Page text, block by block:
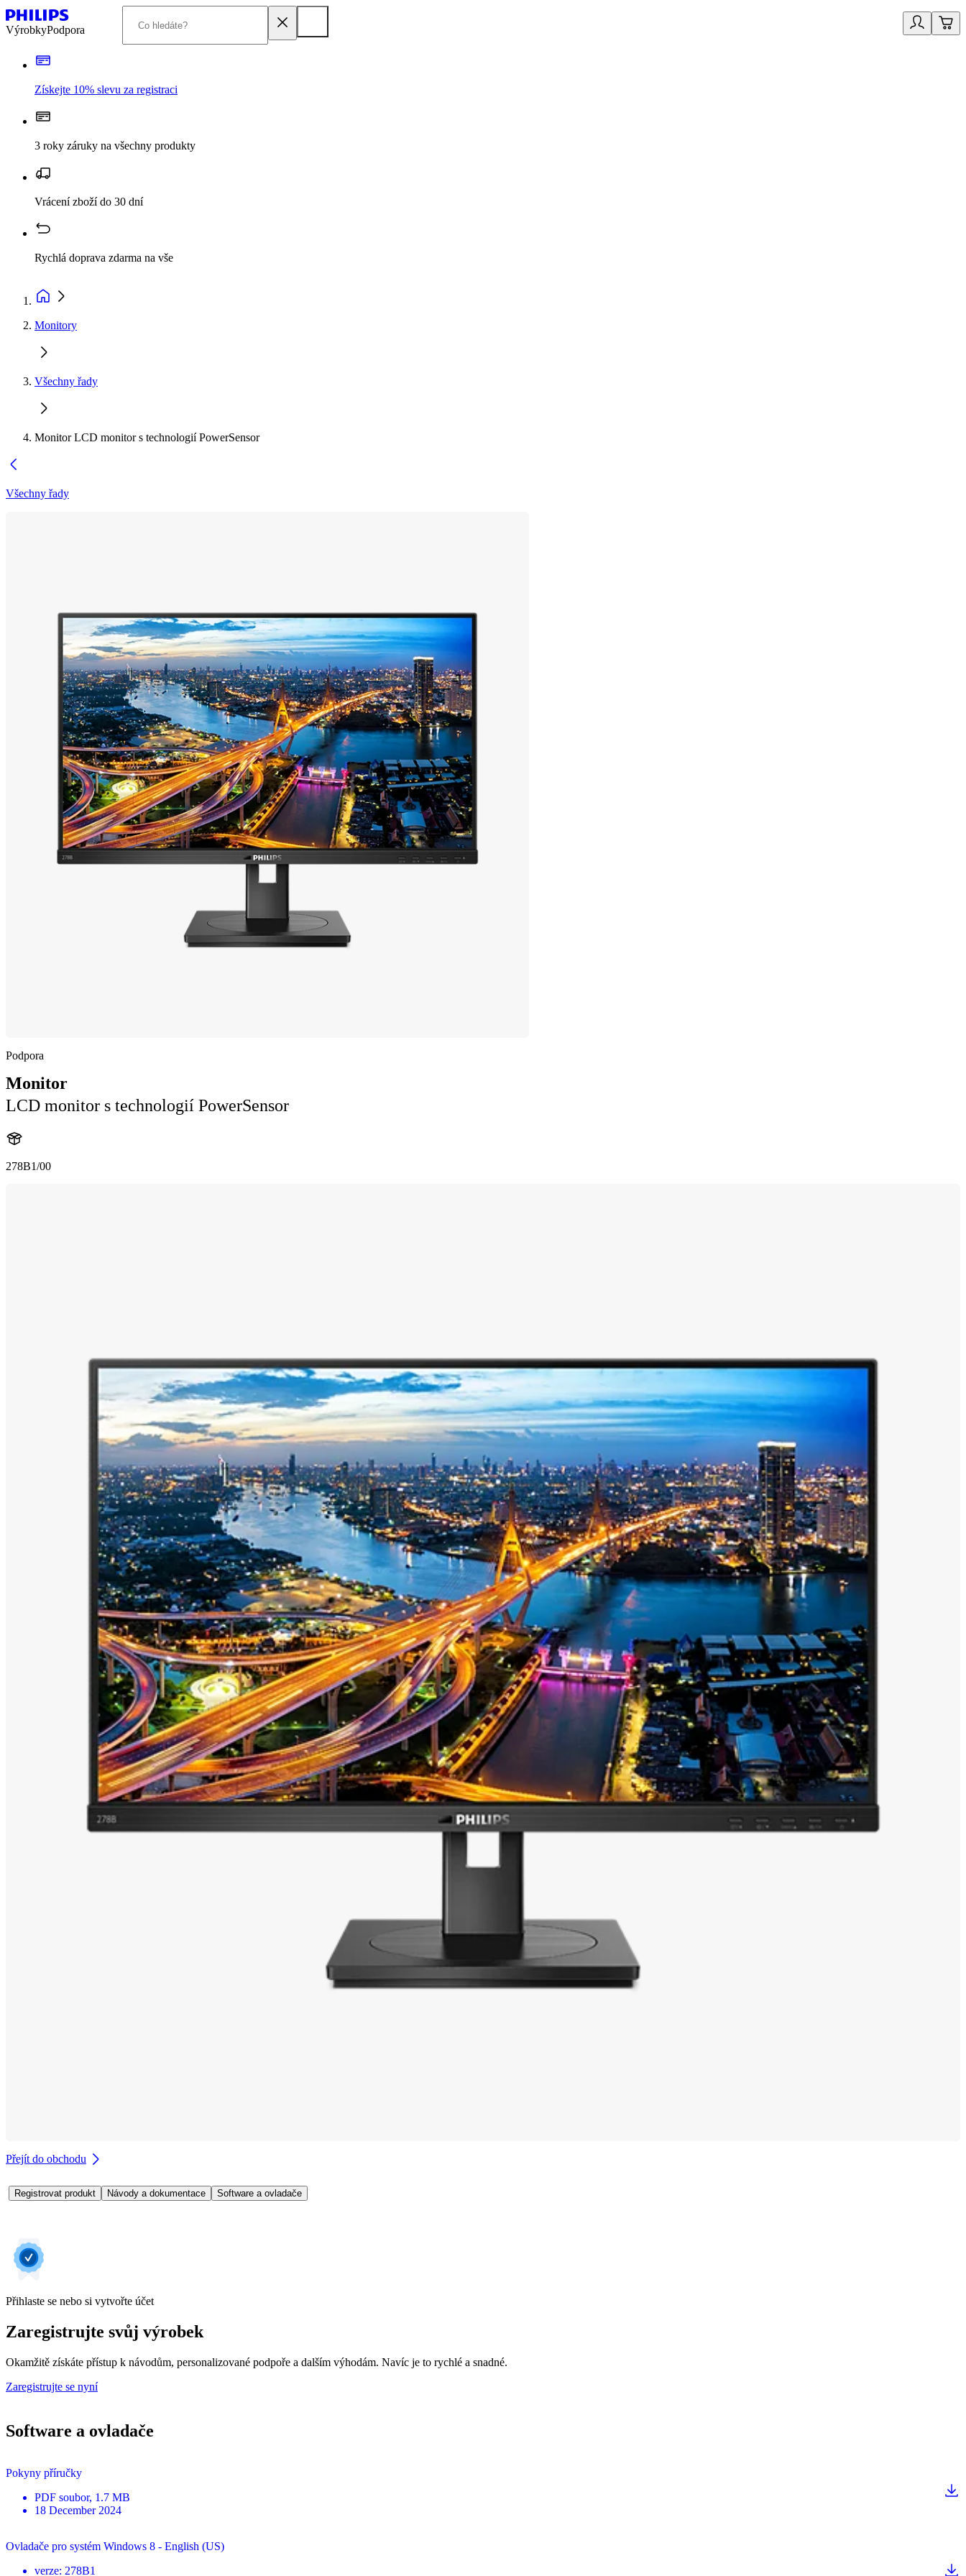
VýrobkyPodpora
Získejte 10% slevu za registraci
3 roky záruky na všechny produkty
Vrácení zboží do 30 dní
Rychlá doprava zdarma na vše
Monitory
Všechny řady
Monitor LCD monitor s technologií PowerSensor
Všechny řady
Podpora
Monitor
LCD monitor s technologií PowerSensor
278B1/00
Přejít do obchodu
Registrovat produkt Návody a dokumentace Software a ovladače
Přihlaste se nebo si vytvořte účet
Zaregistrujte svůj výrobek
Okamžitě získáte přístup k návodům, personalizované podpoře a dalším výhodám. Navíc je to rychlé a snadné.
Zaregistrujte se nyní
Software a ovladače
Pokyny příručky
PDF soubor, 1.7 MB
18 December 2024
Ovladače pro systém Windows 8 - English (US)
verze: 278B1